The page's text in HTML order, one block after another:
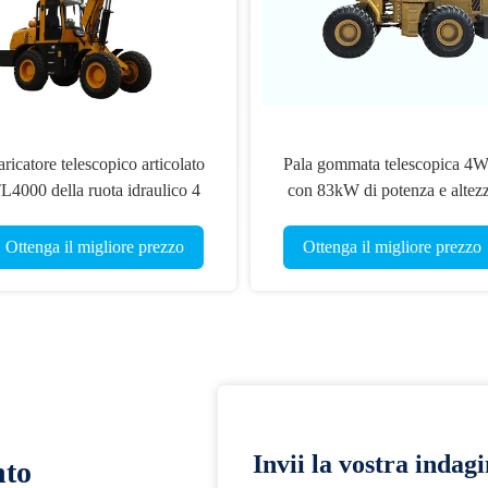
telescopica 4WD
di potenza e altezza
progettata per operazioni di
materiali
il migliore prezzo
Macchine multifunzione per
edilizia e movimento terra con
motore cinese Yunnei
Ottenga il migliore prezzo
Invii la vostra